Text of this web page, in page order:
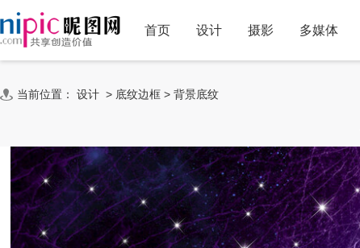
首页 设计 摄影 多媒体
当前位置： 设计 > 底纹边框 > 背景底纹